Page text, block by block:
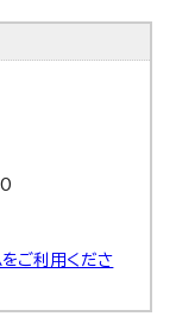
ご利用くださ